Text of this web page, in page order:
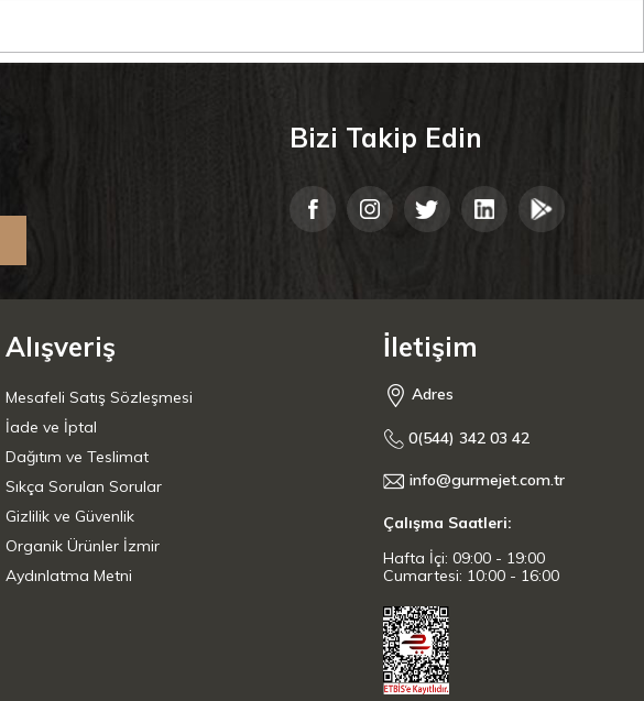
Bizi Takip Edin
Alışveriş
Mesafeli Satış Sözleşmesi
İade ve İptal
Dağıtım ve Teslimat
Sıkça Sorulan Sorular
Gizlilik ve Güvenlik
Organik Ürünler İzmir
Aydınlatma Metni
İletişim
Adres
0(544) 342 03 42
info@gurmejet.com.tr
Çalışma Saatleri:
Hafta İçi: 09:00 - 19:00
Cumartesi: 10:00 - 16:00